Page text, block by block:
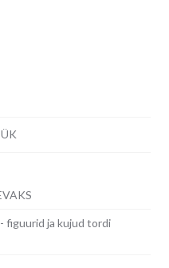
figuurid ja kujud tordi